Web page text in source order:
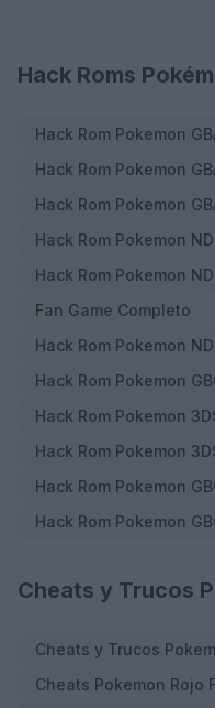
Hack Roms
Hack Rom Pokemon
Hack Rom Pokemon
Hack Rom Pokemon
Hack Rom Pokemon
Hack Rom Pokemon
Fan Game Completo
Hack Rom Pokemon
Hack Rom Pokemon
Hack Rom Pokemon
Hack Rom Pokemon
Hack Rom Pokemon
Hack Rom Pokemon
Cheats y Trucos
Cheats y Trucos
Cheats Pokemon Rojo